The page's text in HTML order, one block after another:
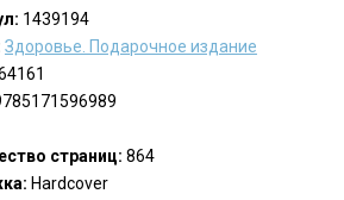
1439194
Здоровье. Подарочное издание
страниц: 864
Hardcover